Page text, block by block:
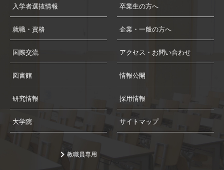
入学者選抜情報
就職・資格
卒業生の方へ
企業・一般の方へ
国際交流
図書館
研究情報
大学院
アクセス・お問い合わせ
情報公開
採用情報
サイトマップ
教職員専用